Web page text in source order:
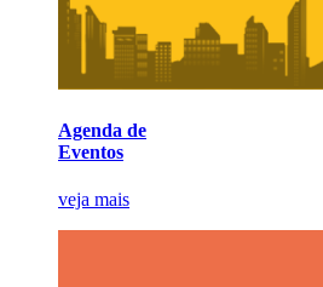
Agenda de
Eventos
veja mais